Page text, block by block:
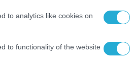
to analytics like cookies on
to functionality of the website
ANC